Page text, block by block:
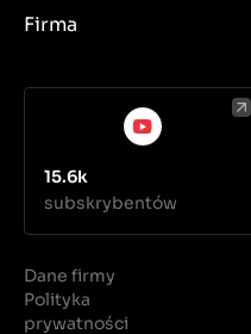
Firma
15.6k
subskrybentów
Dane firmy
Polityka
prywatności